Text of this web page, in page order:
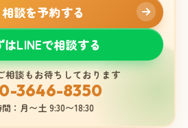
談を予約する
はLINEで相談する
相談もお待ちしております
3646-8350
：月〜土 9:30〜18:30